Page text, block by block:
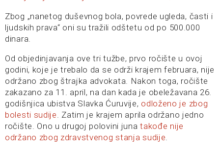
Zbog „nanetog duševnog bola, povrede ugleda, časti i
ljudskih prava“ oni su tražili odštetu od po 500.000
dinara.
Od objedinjavanja ove tri tužbe, prvo ročište u ovoj
godini, koje je trebalo da se održi krajem februara, nije
održano zbog štrajka advokata. Nakon toga, ročište
zakazano za 11. april, na dan kada je obeležavana 26.
godišnjica ubistva Slavka Ćuruvije, odloženo je zbog
bolesti sudije. Zatim je krajem aprila održano jedno
ročište. Ono u drugoj polovini junatakođe nije
održano zbog zdravstvenog stanja sudije.